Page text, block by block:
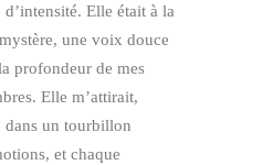
Elle était à la
une voix douce
profondeur de mes
Elle m’attirait,
dans un tourbillon
et chaque